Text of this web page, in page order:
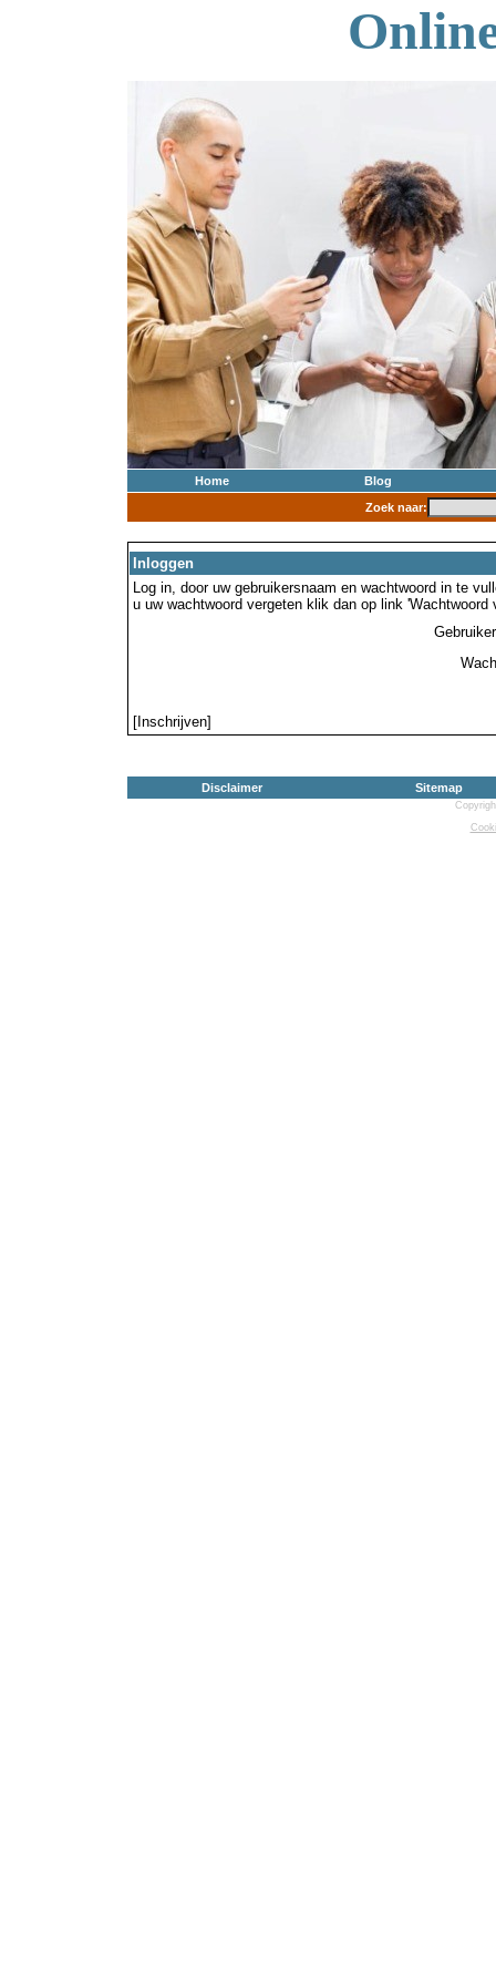
Home
Blog
Zoek naar:
Inloggen
Log in, door uw gebruikersnaam en wachtwoord in te
u uw wachtwoord vergeten klik dan op link 'Wachtwoord
[Inschrijven]
Disclaimer Sitemap